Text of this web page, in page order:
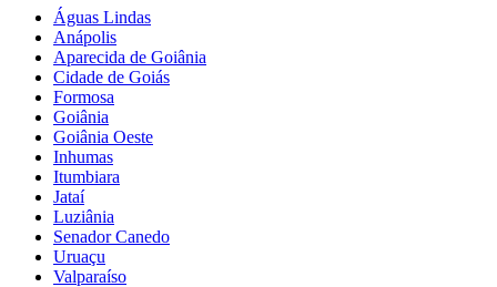
Águas Lindas
Anápolis
Aparecida de Goiânia
Cidade de Goiás
Formosa
Goiânia
Goiânia Oeste
Inhumas
Itumbiara
Jataí
Luziânia
Senador Canedo
Uruaçu
Valparaíso